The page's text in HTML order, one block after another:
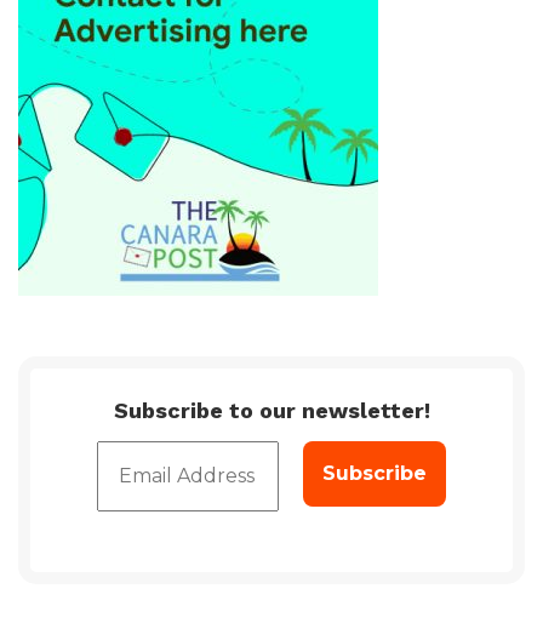
Subscribe to our newsletter!